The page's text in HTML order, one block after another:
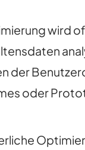
wird
der
oder